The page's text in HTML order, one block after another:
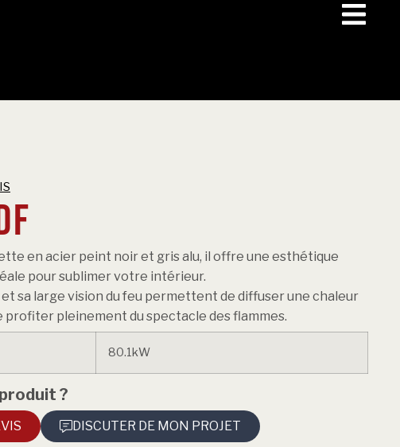
en acier peint noir et gris alu, il offre une esthétique
pour sublimer votre intérieur.
sa large vision du feu permettent de diffuser une chaleur
profiter pleinement du spectacle des flammes.
80.1kW
?
DISCUTER DE MON PROJET